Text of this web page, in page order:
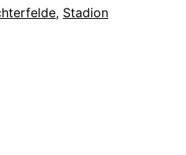
, Stadion